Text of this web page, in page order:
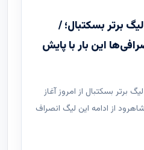
برتر بسکتبال؛ /
این بار با پایش
‌برتر بسکتبال از امروز آغاز
از ادامه این لیگ انصراف